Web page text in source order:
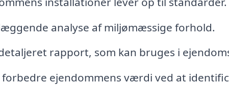
analyse af miljømæssige forhold.
rapport, som kan bruges i
ejendommens værdi ved at